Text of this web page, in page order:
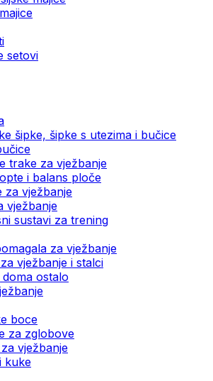
setovi
šipke, šipke s utezima i bučice
trake za vježbanje
i balans ploče
za vježbanje
vježbanje
sustavi za trening
za vježbanje
vježbanje i stalci
ostalo
boce
za zglobove
vježbanje
kuke